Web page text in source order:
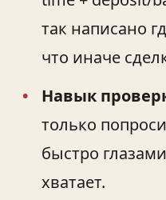
так написано
что иначе
Навык
только
быстро
хватает.